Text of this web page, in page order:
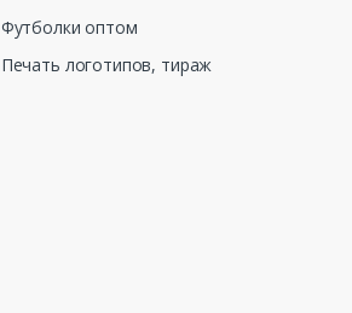
Футболки оптом
Печать логотипов, тираж